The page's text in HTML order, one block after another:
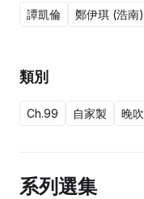
譚凱倫 鄭伊琪 (浩南)
類別
Ch.99 自家製 晚吹
系列選集